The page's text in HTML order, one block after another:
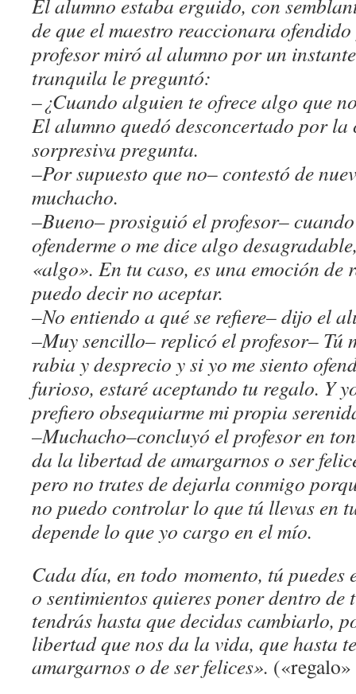
El alumno estaba erguido, con
de que el maestro reaccionara
profesor miró al alumno por un
tranquila le preguntó:
–¿Cuando alguien te ofrece algo que
El alumno quedó desconcertado por la
sorpresiva pregunta.
–Por supuesto que no– contestó de
muchacho.
–Bueno– prosiguió el profesor–
ofenderme o me dice algo
«algo». En tu caso, es una emoción de
puedo decir no aceptar.
–No entiendo a qué se refiere– dijo el
–Muy sencillo– replicó el profesor– Tú
rabia y desprecio y si yo me siento
furioso, estaré aceptando tu regalo. Y
prefiero obsequiarme mi propia
–Muchacho–concluyó el profesor en
da la libertad de amargarnos o ser
pero no trates de dejarla conmigo
no puedo controlar lo que tú llevas en
depende lo que yo cargo en el mío.
Cada día, en todo momento, tú puedes
o sentimientos quieres poner dentro
tendrás hasta que decidas cambiarlo,
libertad que nos da la vida, que hasta
amargarnos o de ser felices».